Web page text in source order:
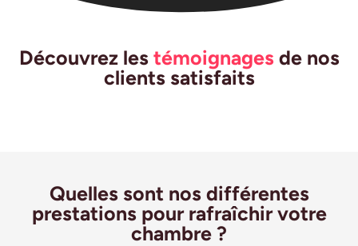
Découvrez les témoignagesde nos
clients satisfaits
Quelles sont nos différentes
prestations pour rafraîchir votre
chambre ?